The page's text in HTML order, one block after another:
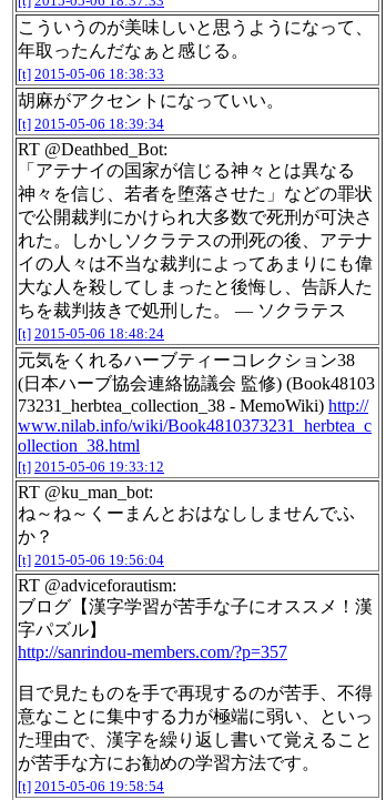
こういうのが美味しいと思うようになって、
年取ったんだなぁと感じる。
[t] 2015-05-06 18:38:33
胡麻がアクセントになっていい。
[t] 2015-05-06 18:39:34
RT @Deathbed_Bot:
「アテナイの国家が信じる神々とは異なる
神々を信じ、若者を堕落させた」などの罪状
で公開裁判にかけられ大多数で死刑が可決さ
れた。しかしソクラテスの刑死の後、アテナ
イの人々は不当な裁判によってあまりにも偉
大な人を殺してしまったと後悔し、告訴人た
ちを裁判抜きで処刑した。 ― ソクラテス
[t] 2015-05-06 18:48:24
元気をくれるハーブティーコレクション38
(日本ハーブ協会連絡協議会 監修) (Book48103
73231_herbtea_collection_38 - MemoWiki) http://
www.nilab.info/wiki/Book4810373231_herbtea_c
ollection_38.html
[t] 2015-05-06 19:33:12
RT @ku_man_bot:
ね～ね～くーまんとおはなししませんでふ
か？
[t] 2015-05-06 19:56:04
RT @adviceforautism:
ブログ【漢字学習が苦手な子にオススメ！漢
字パズル】
http://sanrindou-members.com/?p=357
目で見たものを手で再現するのが苦手、不得
意なことに集中する力が極端に弱い、といっ
た理由で、漢字を繰り返し書いて覚えること
が苦手な方にお勧めの学習方法です。
[t] 2015-05-06 19:58:54